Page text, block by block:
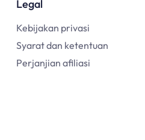
Legal
Kebijakan privasi
Syarat dan ketentuan
Perjanjian afiliasi